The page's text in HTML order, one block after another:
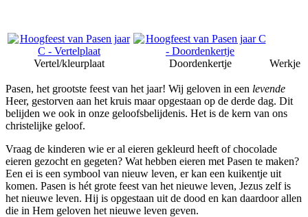
Vertel/kleurplaat Doordenkertje Werkje
Pasen, het grootste feest van het jaar! Wij geloven in een levende
Heer, gestorven aan het kruis maar opgestaan op de derde dag. Dit
belijden we ook in onze geloofsbelijdenis. Het is de kern van ons
christelijke geloof.
Vraag de kinderen wie er al eieren gekleurd heeft of chocolade
eieren gezocht en gegeten? Wat hebben eieren met Pasen te maken?
Een ei is een symbool van nieuw leven, er kan een kuikentje uit
komen. Pasen is hét grote feest van het nieuwe leven, Jezus zelf is
het nieuwe leven. Hij is opgestaan uit de dood en kan daardoor allen
die in Hem geloven het nieuwe leven geven.